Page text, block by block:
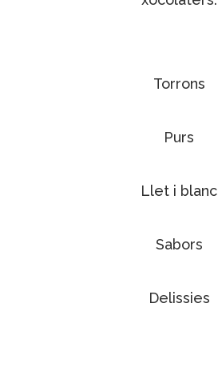
Torrons
Purs
Llet i blanc
Sabors
Delissies